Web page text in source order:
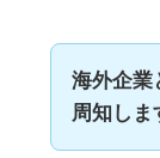
海外企業
周知しま